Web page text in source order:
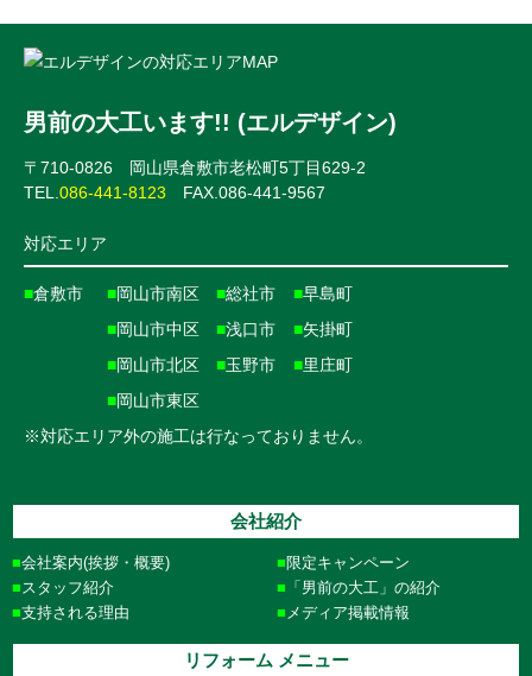
男前の大工います!! (エルデザイン)
〒710-0826 岡山県倉敷市老松町5丁目629-2
TEL. 086-441-8123 FAX.086-441-9567
対応エリア
■倉敷市 ■岡山市南区
■岡山市中区
■岡山市北区
■岡山市東区
■総社市
■浅口市
■玉野市
■早島町
■矢掛町
■里庄町
※対応エリア外の施工は行なっておりません。
会社紹介
会社案内(挨拶・概要)
スタッフ紹介
支持される理由
限定キャンペーン
「男前の大工」の紹介
メディア掲載情報
リフォーム メニュー